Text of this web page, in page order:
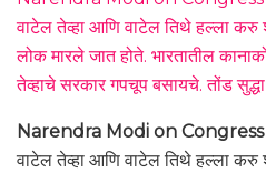
वाटेल तेव्हा आणि वाटेल तिथे हल्ला करु
लोक मारले जात होते. भारतातील
तेव्हाचे सरकार गपचूप बसायचे. तोंड
Narendra Modi on Congress
वाटेल तेव्हा आणि वाटेल तिथे हल्ला करु